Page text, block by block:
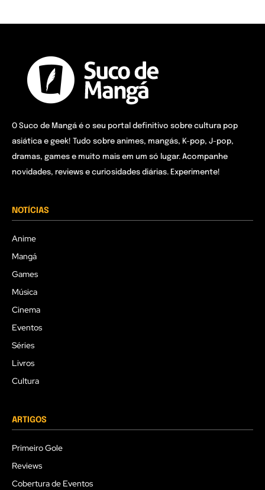
O Suco de Mangá é o seu portal definitivo sobre cultura pop
asiática e geek! Tudo sobre animes, mangás, K-pop, J-pop,
dramas, games e muito mais em um só lugar. Acompanhe
novidades, reviews e curiosidades diárias. Experimente!
NOTÍCIAS
Anime
Mangá
Games
Música
Cinema
Eventos
Séries
Livros
Cultura
ARTIGOS
Primeiro Gole
Reviews
Cobertura de Eventos